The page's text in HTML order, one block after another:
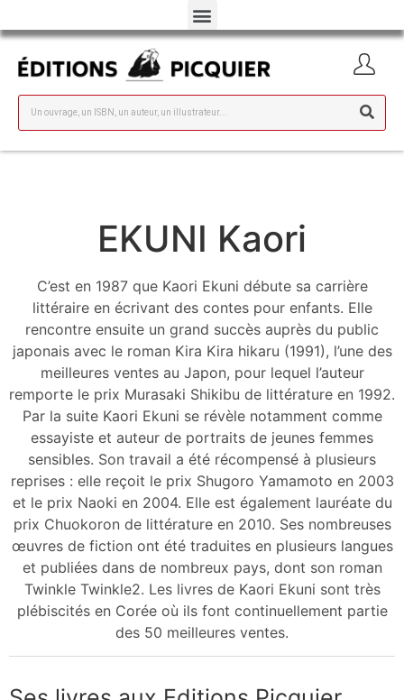
EKUNI Kaori
C’est en 1987 que Kaori Ekuni débute sa carrière
littéraire en écrivant des contes pour enfants. Elle
rencontre ensuite un grand succès auprès du public
japonais avec le roman Kira Kira hikaru (1991), l’une des
meilleures ventes au Japon, pour lequel l’auteur
remporte le prix Murasaki Shikibu de littérature en 1992.
Par la suite Kaori Ekuni se révèle notamment comme
essayiste et auteur de portraits de jeunes femmes
sensibles. Son travail a été récompensé à plusieurs
reprises : elle reçoit le prix Shugoro Yamamoto en 2003
et le prix Naoki en 2004. Elle est également lauréate du
prix Chuokoron de littérature en 2010. Ses nombreuses
œuvres de fiction ont été traduites en plusieurs langues
et publiées dans de nombreux pays, dont son roman
Twinkle Twinkle2. Les livres de Kaori Ekuni sont très
plébiscités en Corée où ils font continuellement partie
des 50 meilleures ventes.